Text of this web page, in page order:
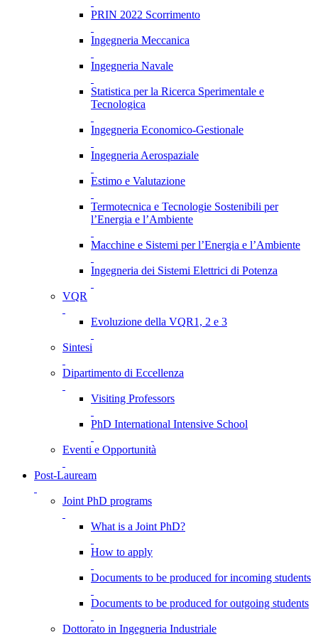
PRIN 2022 Scorrimento
Ingegneria Meccanica
Ingegneria Navale
Statistica per la Ricerca Sperimentale e
Tecnologica
Ingegneria Economico-Gestionale
Ingegneria Aerospaziale
Estimo e Valutazione
Termotecnica e Tecnologie Sostenibili per
l’Energia e l’Ambiente
Macchine e Sistemi per l’Energia e l’Ambiente
Ingegneria dei Sistemi Elettrici di Potenza
VQR
Evoluzione della VQR1, 2 e 3
Sintesi
Dipartimento di Eccellenza
Visiting Professors
PhD International Intensive School
Eventi e Opportunità
Post-Lauream
Joint PhD programs
What is a Joint PhD?
How to apply
Documents to be produced for incoming students
Documents to be produced for outgoing students
Dottorato in Ingegneria Industriale